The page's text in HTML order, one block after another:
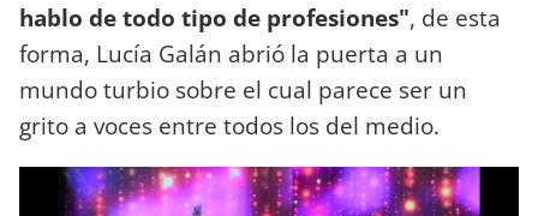
hablo de todo tipo de profesiones", de esta
forma, Lucía Galán abrió la puerta a un
mundo turbio sobre el cual parece ser un
grito a voces entre todos los del medio.